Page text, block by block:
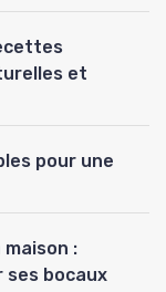
et
pour une
:
bocaux